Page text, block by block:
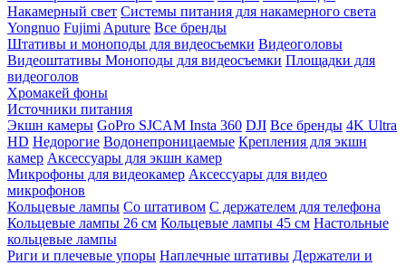
Накамерный свет Системы питания для накамерного света
Yongnuo Fujimi Aputure Все бренды
Штативы и моноподы для видеосъемки Видеоголовы
Видеоштативы Моноподы для видеосъемки Площадки для
видеоголов
Хромакей фоны
Источники питания
Экшн камеры GoPro SJCAM Insta 360 DJI Все бренды 4K Ultra
HD Недорогие Водонепроницаемые Крепления для экшн
камер Аксессуары для экшн камер
Микрофоны для видеокамер Аксессуары для видео
микрофонов
Кольцевые лампы Со штативом C держателем для телефона
Кольцевые лампы 26 см Кольцевые лампы 45 см Настольные
кольцевые лампы
Риги и плечевые упоры Наплечные штативы Держатели и